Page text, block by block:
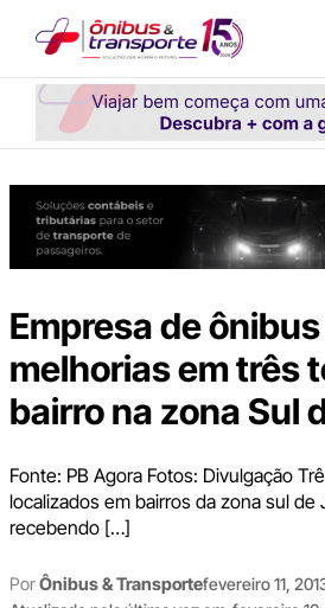
conteúdo
Empresa de
melhorias em três
bairro na zona Sul
Fonte: PB Agora Fotos: Divulgação
localizados em bairros da zona sul de
recebendo […]
PorÔnibus & Transportefevereiro 11,